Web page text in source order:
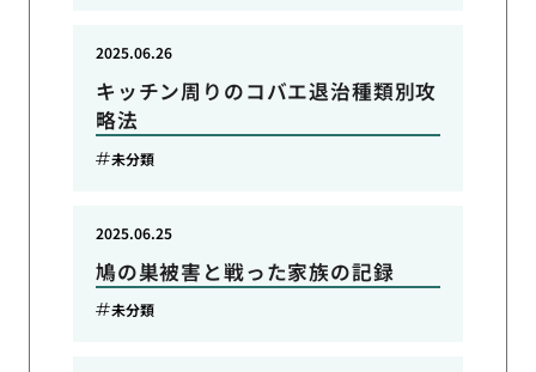
キッチン周りのコバエ退治種類別攻
略法
2025.06.26
未分類
鳩の巣被害と戦った家族の記録
2025.06.25
未分類